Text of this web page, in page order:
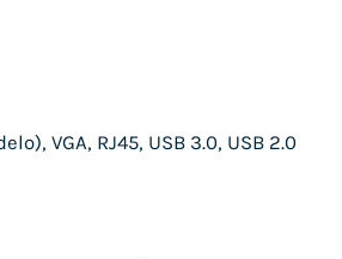
VGA, RJ45, USB 3.0, USB 2.0